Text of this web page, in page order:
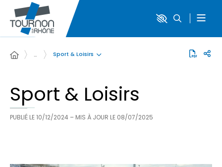
… Sport & Loisirs
Sport & Loisirs
PUBLIÉ LE10/12/2024 – MIS À JOUR LE 08/07/2025